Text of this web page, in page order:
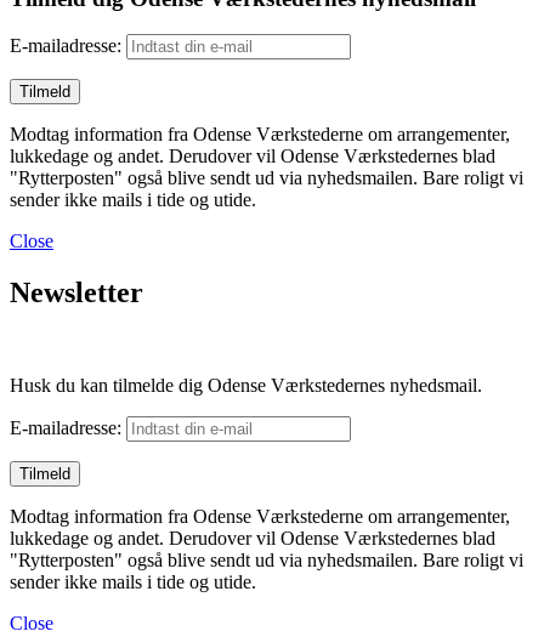
E-mailadresse:
Modtag information fra Odense Værkstederne om arrangementer,
lukkedage og andet. Derudover vil Odense Værkstedernes blad
"Rytterposten" også blive sendt ud via nyhedsmailen. Bare roligt vi
sender ikke mails i tide og utide.
Close
Newsletter
Husk du kan tilmelde dig Odense Værkstedernes nyhedsmail.
E-mailadresse:
Modtag information fra Odense Værkstederne om arrangementer,
lukkedage og andet. Derudover vil Odense Værkstedernes blad
"Rytterposten" også blive sendt ud via nyhedsmailen. Bare roligt vi
sender ikke mails i tide og utide.
Close